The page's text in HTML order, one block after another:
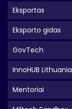
Eksportas
Eksporto gidas
GovTech
InnoHUB Lithuania
Mentoriai